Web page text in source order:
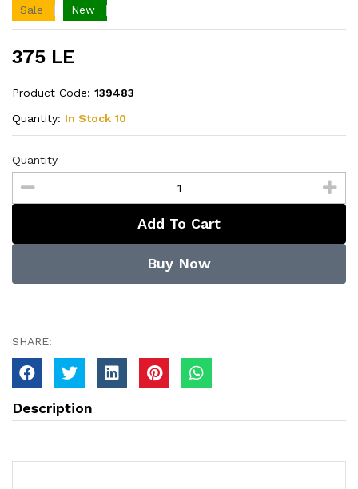
Sale New
375 LE
Product Code: 139483
Quantity: In Stock 10
Quantity
Add To Cart
Buy Now
SHARE:
Description